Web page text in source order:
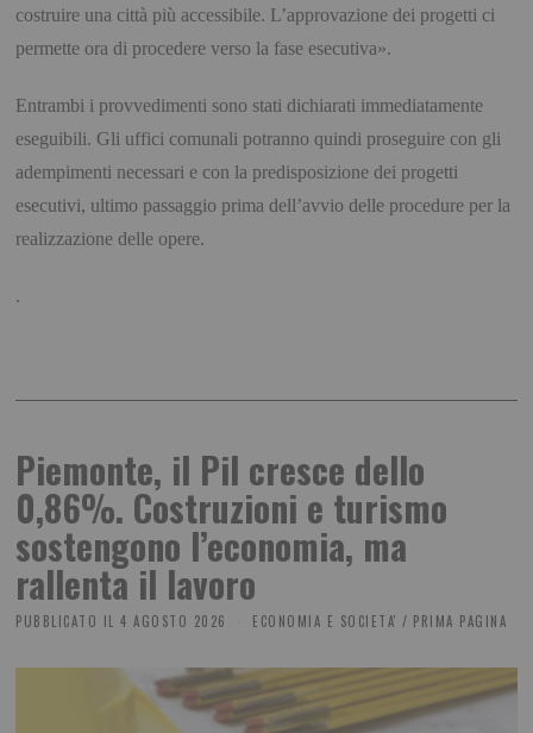
costruire una città più accessibile. L’approvazione dei progetti ci
permette ora di procedere verso la fase esecutiva».
Entrambi i provvedimenti sono stati dichiarati immediatamente
eseguibili. Gli uffici comunali potranno quindi proseguire con gli
adempimenti necessari e con la predisposizione dei progetti
esecutivi, ultimo passaggio prima dell’avvio delle procedure per la
realizzazione delle opere.
.
Piemonte, il Pil cresce dello
0,86%. Costruzioni e turismo
sostengono l’economia, ma
rallenta il lavoro
PUBBLICATO IL 4 AGOSTO 2026 ECONOMIA E SOCIETA' / PRIMA PAGINA